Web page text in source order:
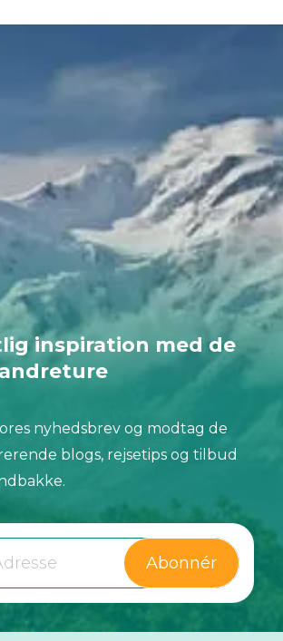
inspiration med de
nyhedsbrev og modtag de
blogs, rejsetips og tilbud
Abonnér